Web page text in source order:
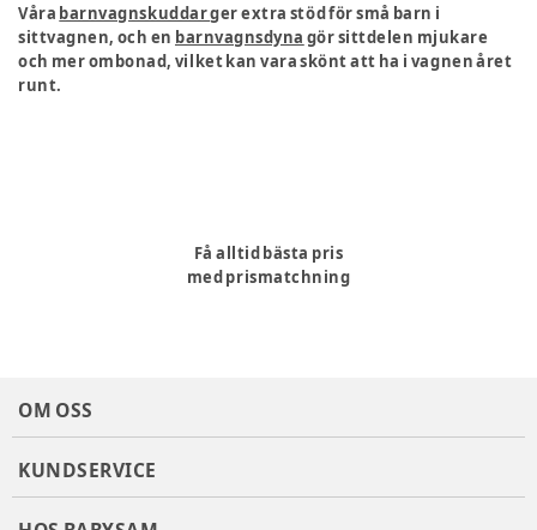
Våra barnvagnskuddarger extra stöd för små barn i
sittvagnen, och en barnvagnsdyna gör sittdelen mjukare
och mer ombonad, vilket kan vara skönt att ha i vagnen året
runt.
Få alltid bästa pris
med prismatchning
OM OSS
KUNDSERVICE